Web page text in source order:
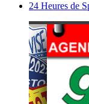
24 Heures de